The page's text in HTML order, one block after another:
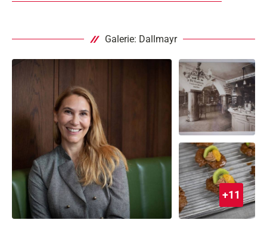
Galerie: Dallmayr
+11